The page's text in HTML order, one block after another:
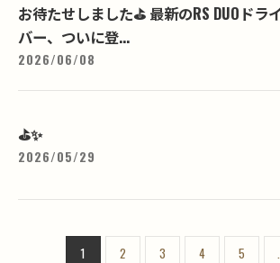
お待たせしました⛳️ 最新のRS DUOドラ
バー、ついに登...
2026/06/08
⛳️✨
2026/05/29
1 2 3 4 5